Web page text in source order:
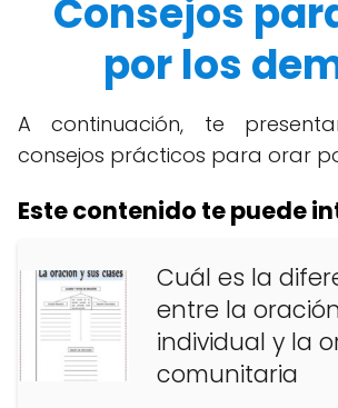
Consejos
por los
A continuación, te
consejos prácticos para orar
Este contenido te puede
Cuál es la
entre la
individual y la
comunitaria